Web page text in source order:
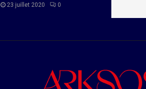
23 juillet 2020 0